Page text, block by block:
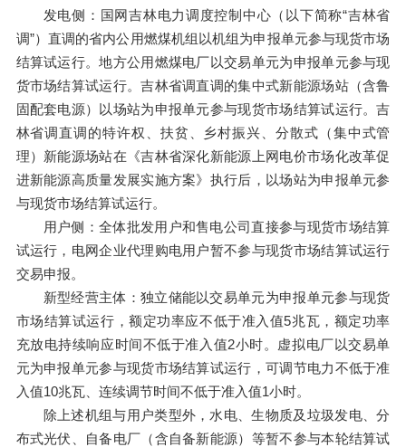
1
发电侧：国网吉林电力调度控制中心（以下简称“吉林省
调”）直调的省内公用燃煤机组以机组为申报单元参与现货市场
结算试运行。地方公用燃煤电厂以交易单元为申报单元参与现
货市场结算试运行。吉林省调直调的集中式新能源场站（含鲁
固配套电源）以场站为申报单元参与现货市场结算试运行。吉
林省调直调的特许权、扶贫、乡村振兴、分散式（集中式管
理）新能源场站在《吉林省深化新能源上网电价市场化改革促
进新能源高质量发展实施方案》执行后，以场站为申报单元参
与现货市场结算试运行。
用户侧：全体批发用户和售电公司直接参与现货市场结算
试运行，电网企业代理购电用户暂不参与现货市场结算试运行
交易申报。
新型经营主体：独立储能以交易单元为申报单元参与现货
市场结算试运行，额定功率应不低于准入值5兆瓦，额定功率
充放电持续响应时间不低于准入值2小时。虚拟电厂以交易单
元为申报单元参与现货市场结算试运行，可调节电力不低于准
入值10兆瓦、连续调节时间不低于准入值1小时。
除上述机组与用户类型外，水电、生物质及垃圾发电、分
布式光伏、自备电厂（含自备新能源）等暂不参与本轮结算试